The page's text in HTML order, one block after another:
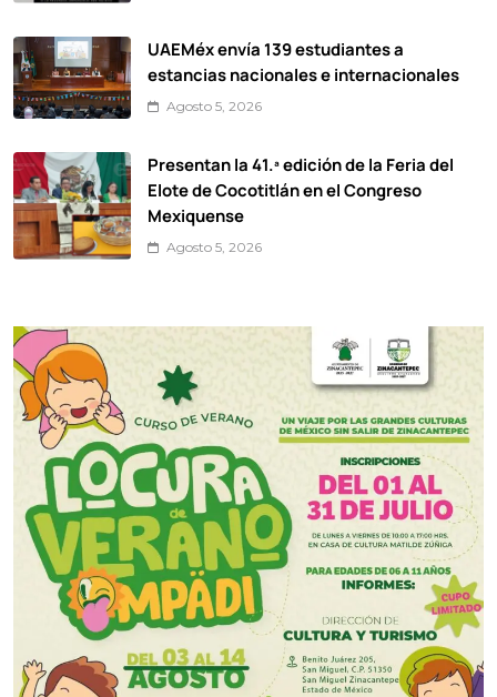
UAEMéx envía 139 estudiantes a
estancias nacionales e internacionales
Agosto 5, 2026
Presentan la 41.ª edición de la Feria del
Elote de Cocotitlán en el Congreso
Mexiquense
Agosto 5, 2026